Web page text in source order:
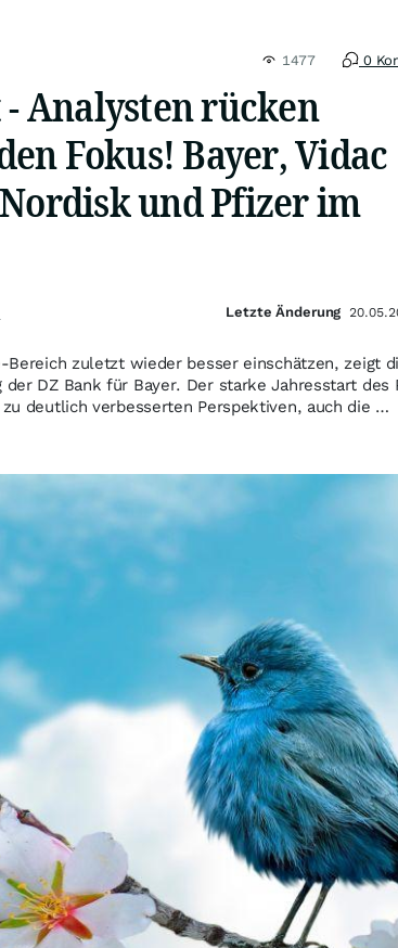
1477 0
Analysten rücken
Fokus! Bayer, Vidac
und Pfizer im
Bereich zuletzt wieder besser einschätzen, zeigt
der DZ Bank für Bayer. Der starke Jahresstart des
deutlich verbesserten Perspektiven, auch die …
Letzte Änderung